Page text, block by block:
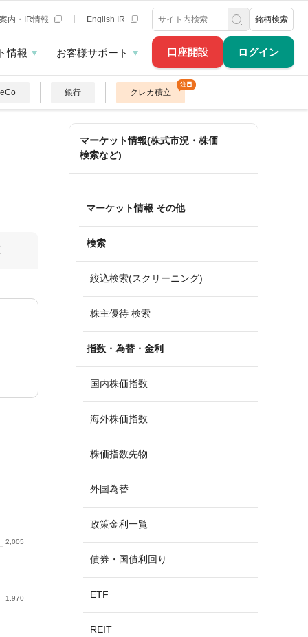
口座開設 ログイン
内・IR情報 English IR 銘柄検索
情報 お客様サポート
銀行 クレカ積立
1,970
2,005
マーケット情報(株式市況・株価
検索など)
マーケット情報 その他
検索
絞込検索(スクリーニング)
株主優待 検索
指数・為替・金利
国内株価指数
海外株価指数
株価指数先物
外国為替
政策金利一覧
債券・国債利回り
ETF
REIT